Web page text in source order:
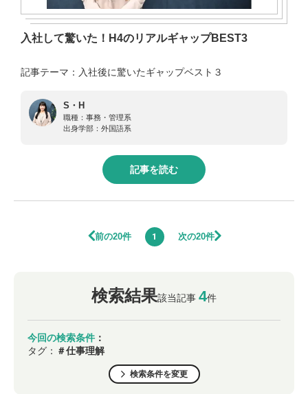
入社して驚いた！H4のリアルギャップBEST3
記事テーマ：入社後に驚いたギャップベスト３
S・H
職種： 事務・管理系
出身学部： 外国語系
記事を読む
前の20件 1 次の20件
検索結果該当記事 4件
今回の検索条件 ：
タグ： ＃仕事理解
検索条件を変更